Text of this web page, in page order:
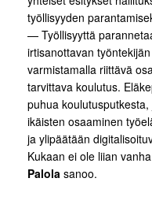
työllisyyden
— Työllisyyttä
irtisanottavan
varmistamalla riittävä
tarvittava koulutus.
puhua
ikäisten osaaminen
ja ylipäätään
Kukaan ei ole liian
Palola sanoo.